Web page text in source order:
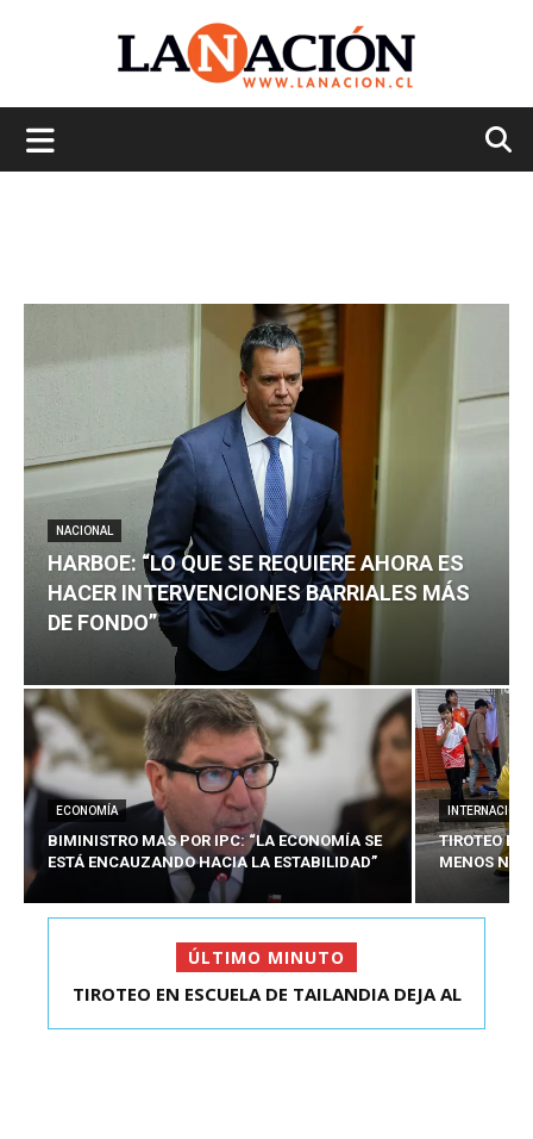
NACIONAL
HARBOE: “LO QUE SE REQUIERE AHORA ES
HACER INTERVENCIONES BARRIALES MÁS
DE FONDO”
ECONOMÍA
BIMINISTRO MAS POR IPC: “LA ECONOMÍA SE
ESTÁ ENCAUZANDO HACIA LA ESTABILIDAD”
TIROTEO
MENOS
ÚLTIMO MINUTO
HARBOE: “LO QUE SE REQUIERE AHORA ES HACER
TIROTEO EN ESCUELA DE TAILANDIA DEJA AL